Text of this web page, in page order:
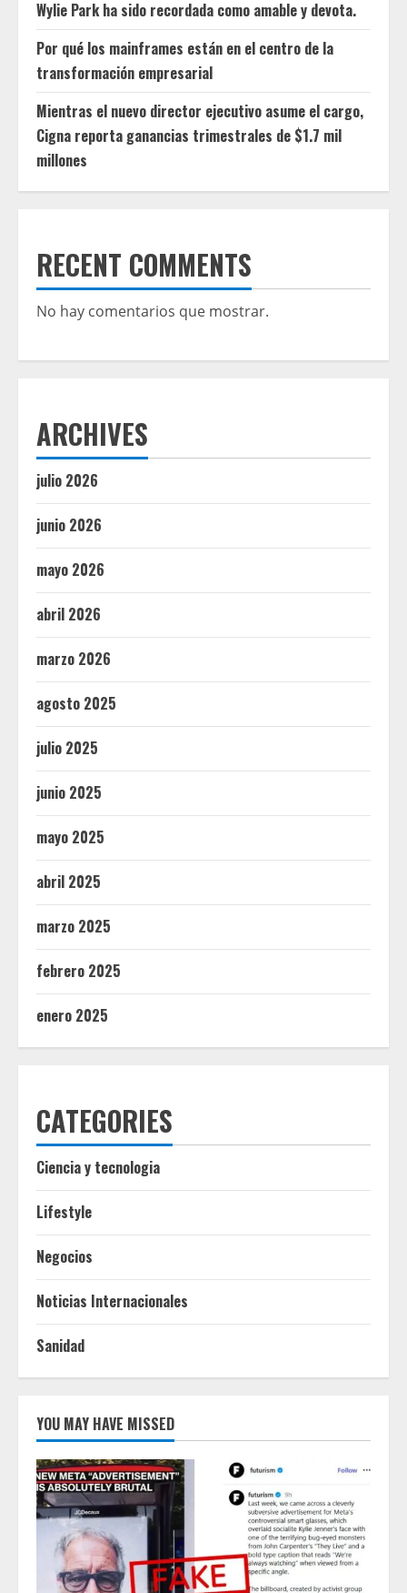
Wylie Park ha sido recordada como amable y devota.
Por qué los mainframes están en el centro de la
transformación empresarial
Mientras el nuevo director ejecutivo asume el cargo,
Cigna reporta ganancias trimestrales de $1.7 mil
millones
RECENT COMMENTS
No hay comentarios que mostrar.
ARCHIVES
julio 2026
junio 2026
mayo 2026
abril 2026
marzo 2026
agosto 2025
julio 2025
junio 2025
mayo 2025
abril 2025
marzo 2025
febrero 2025
enero 2025
CATEGORIES
Ciencia y tecnologia
Lifestyle
Negocios
Noticias Internacionales
Sanidad
YOU MAY HAVE MISSED